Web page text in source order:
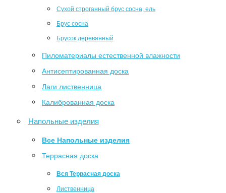
Сухой строганный брус сосна, ель
Брус сосна
Брусок деревянный
Пиломатериалы естественной влажности
Антисептированная доска
Лаги лиственница
Калиброванная доска
Напольные изделия
Все Напольные изделия
Террасная доска
Вся Террасная доска
Лиственница